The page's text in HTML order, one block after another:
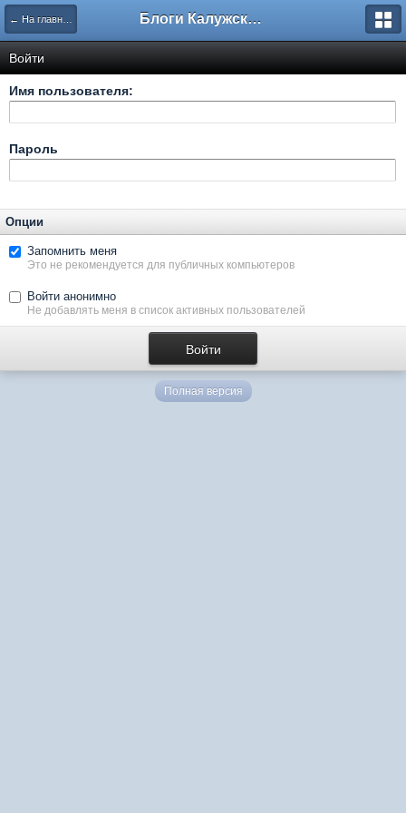
← На главную Блоги Калужского перекрестка
Войти
Имя пользователя:
Пароль
Опции
Запомнить меня
Это не рекомендуется для публичных компьютеров
Войти анонимно
Не добавлять меня в список активных пользователей
Полная версия